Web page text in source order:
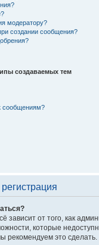
модератору?
создании сообщения?
создаваемых тем
сообщениям?
зависит от того, как
которые
рекомендуем это сделать.